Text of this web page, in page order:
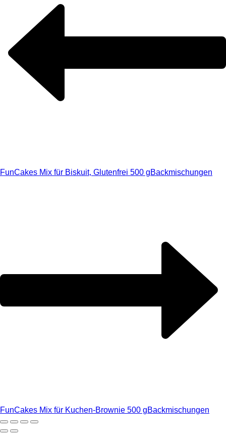
FunCakes Mix für Biskuit, Glutenfrei 500 gBackmischungen
FunCakes Mix für Kuchen-Brownie 500 gBackmischungen